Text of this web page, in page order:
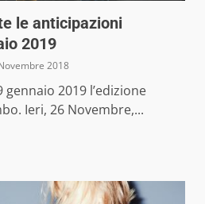
le anticipazioni
2019
2018
gennaio 2019 l’edizione
Ieri, 26 Novembre,...